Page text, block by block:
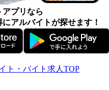
プリなら
アルバイトが探せます！
ト・バイト求人TOP